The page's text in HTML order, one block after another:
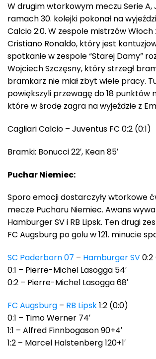
W drugim wtorkowym meczu Serie A,
ramach 30. kolejki pokonał na
Calcio 2:0. W zespole mistrzów Włoch
Cristiano Ronaldo, który jest
spotkanie w zespole “Starej Damy”
Wojciech Szczęsny, który strzegł
bramkarz nie miał zbyt wiele pracy.
powiększyli przewagę do 18 punktów
które w środę zagra na wyjeździe z
Cagliari Calcio – Juventus FC 0:2 (0:1)
Bramki: Bonucci 22′, Kean 85′
Puchar Niemiec:
Sporo emocji dostarczyły wtorkowe
mecze Pucharu Niemiec. Awans
Hamburger SV i RB Lipsk. Ten drugi
FC Augsburg po golu w 121. minucie
SC Paderborn 07 – Hamburger SV0:2
0:1 – Pierre-Michel Lasogga 54′
0:2 – Pierre-Michel Lasogga 68′
FC Augsburg – RB Lipsk1:2 (0:0)
0:1 – Timo Werner 74′
1:1 – Alfred Finnbogason 90+4′
1:2 – Marcel Halstenberg 120+1′